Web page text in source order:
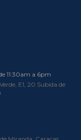
11:30am a 6pm
E1, 20 Subida de